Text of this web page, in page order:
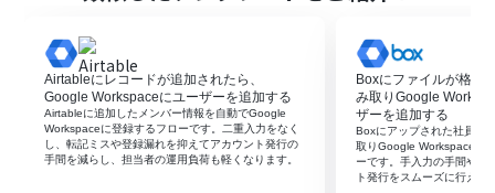
はじめに、Google WorkspaceとNotionをYoomと連携
します。
次に、トリガーとしてYoomのフォーム機能を設定。
氏名やメールアドレスなどアカウント登録に必要な情報
を入力できるように質問項目を設定します。
続いて、オペレーションでGoogle Workspaceの「新規ユ
Airtableにレコードが追加されたら、
Google Workspaceにユーザーを追加する
Airtableに追加したメンバー情報を自動でGoogle
Workspaceに登録するフローです。二重入力をなく
し、転記ミスや登録漏れを抑えてアカウント発行の
手間を減らし、担当者の運用負荷も軽くなります。
Boxにファイルが格納
み取りGoogle
ザーを追加する
Boxにアップされた社員情
取りGoogle Workspaceに
ーです。手入力の手間や入
ト発行をスムーズに行えま